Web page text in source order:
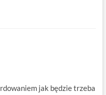
jak będzie trzeba